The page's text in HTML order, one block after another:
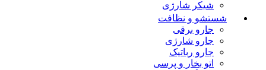
شیکر شارژی
شستشو و نظافت
جارو برقی
جارو شارژی
جارو رباتیک
اتو بخار و پرسی